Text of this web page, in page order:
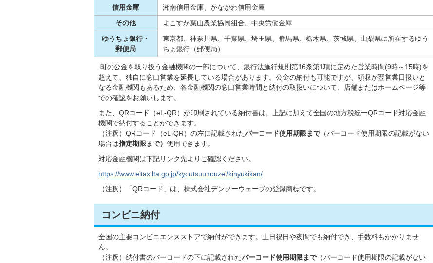
信用金庫
湘南信用金庫、かながわ信用金庫
その他
よこすか葉山農業協同組合、中央労働金庫
ゆうちょ銀行・
郵便局
東京都、神奈川県、千葉県、埼玉県、群馬県、栃木県、茨城県、山梨県に所在するゆう
ちょ銀行（郵便局）
町の公金を取り扱う金融機関の一部について、銀行法施行規則第16条第1項に定めた営業時間(9時～15時)を
超えて、独自に窓口営業を延長している場合があります。公金の納付も可能ですが、領収が翌営業日扱いと
なる金融機関もあるため、各金融機関の窓口営業時間と納付の取扱いについて、店舗またはホームページ等
での確認をお願いします。
また、QRコード（eL-QR）が印刷されている納付書は、上記に加えて全国の地方税統一QRコード対応金融
機関で納付することができます。
（注釈）QRコード（eL-QR）の左に記載されたバーコード使用期限まで（バーコード使用期限の記載がない
場合は指定期限まで） 使用できます。
対応金融機関は下記リンク先よりご確認ください。
https://www.eltax.lta.go.jp/kyoutsuunouzei/kinyukikan/
（注釈）「QRコード」は、株式会社デンソーウェーブの登録商標です。
コンビニ納付
全国の主要コンビニエンスストアで納付ができます。土日祝日や夜間でも納付でき、手数料もかかりませ
ん。
（注釈）納付書のバーコードの下に記載されたバーコード使用期限まで（バーコード使用期限の記載がない